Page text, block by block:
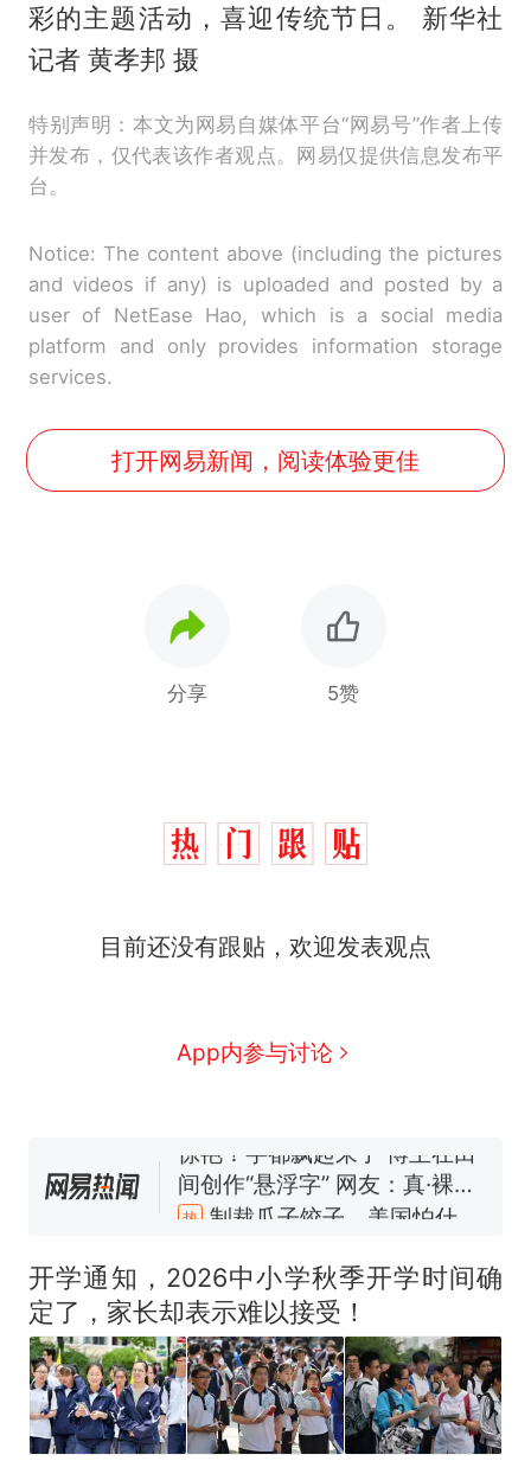
彩的主题活动，喜迎传统节日。 新华社
记者 黄孝邦 摄
特别声明：本文为网易自媒体平台“网易号”作者上传
并发布，仅代表该作者观点。网易仅提供信息发布平
台。
Notice: The content above (including the pictures
and videos if any) is uploaded and posted by a
user of NetEase Hao, which is a social media
platform and only provides information storage
services.
打开网易新闻，阅读体验更佳
分享 5赞
目前还没有跟贴，欢迎发表观点
App内参与讨论
么？
新
费大厨“全国小炒肉大王”称
窝，原地守1天等它长大：挖了
来源：参考消息）
笔试第一被第二名传话劝弃考
官方通报
3D！
热 制裁瓜子饺子，美国怕什
么？
开学通知，2026中小学秋季开学时间确
定了，家长却表示难以接受！